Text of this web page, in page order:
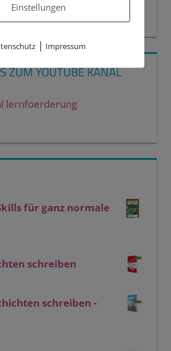
ZUM YOUTUBE KANAL
lernfoerderung
für ganz normale
schreiben
schreiben -
Einstellungen
| Impressum